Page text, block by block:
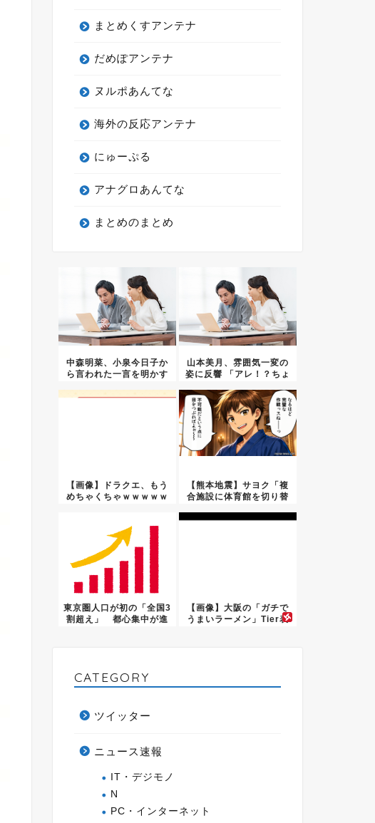
まとめくすアンテナ
だめぽアンテナ
ヌルポあんてな
海外の反応アンテナ
にゅーぷる
アナグロあんてな
まとめのまとめ
中森明菜、小泉今日子か
ら言われた一言を明かす
山本美月、雰囲気一変の
姿に反響 「アレ！？ちょ
【画像】ドラクエ、もう
めちゃくちゃｗｗｗｗｗ
【熊本地震】サヨク「複
合施設に体育館を切り替
東京圏人口が初の「全国3
割超え」 都心集中が進
【画像】大阪の「ガチで
うまいラーメン」Tier表
CATEGORY
ツイッター
ニュース速報
IT・デジモノ
N
PC・インターネット